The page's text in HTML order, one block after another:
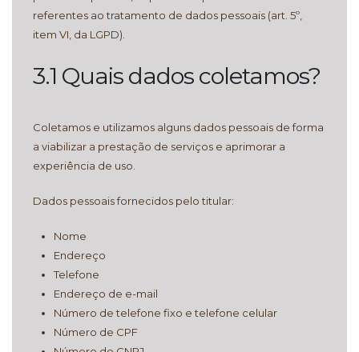
referentes ao tratamento de dados pessoais (art. 5º,
item VI, da LGPD).
3.1 Quais dados coletamos?
Coletamos e utilizamos alguns dados pessoais de forma
a viabilizar a prestação de serviços e aprimorar a
experiência de uso.
Dados pessoais fornecidos pelo titular:
Nome
Endereço
Telefone
Endereço de e-mail
Número de telefone fixo e telefone celular
Número de CPF